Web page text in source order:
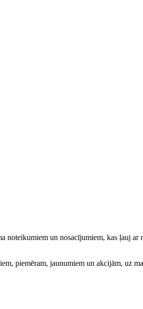
noteikumiem un nosacījumiem, kas ļauj ar
piemēram, jaunumiem un akcijām, uz